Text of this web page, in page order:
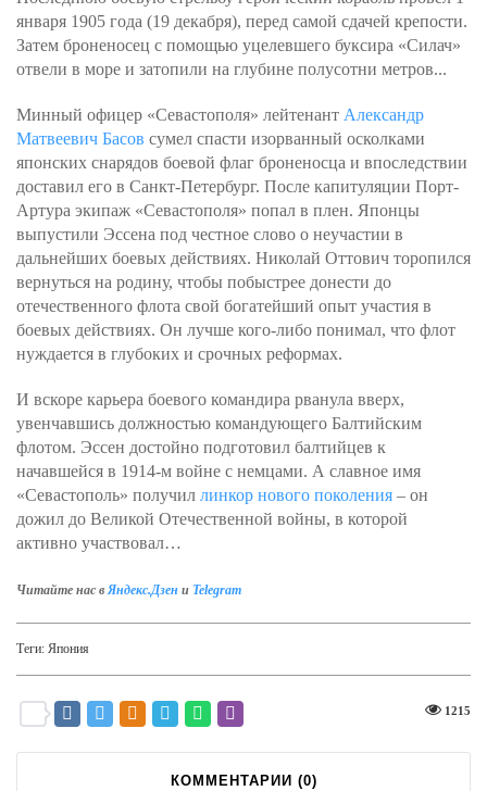
января 1905 года (19 декабря), перед самой сдачей крепости.
Затем броненосец с помощью уцелевшего буксира «Силач»
отвели в море и затопили на глубине полусотни метров...
Минный офицер «Севастополя» лейтенант Александр
Матвеевич Басов сумел спасти изорванный осколками
японских снарядов боевой флаг броненосца и впоследствии
доставил его в Санкт-Петербург. После капитуляции Порт-
Артура экипаж «Севастополя» попал в плен. Японцы
выпустили Эссена под честное слово о неучастии в
дальнейших боевых действиях. Николай Оттович торопился
вернуться на родину, чтобы побыстрее донести до
отечественного флота свой богатейший опыт участия в
боевых действиях. Он лучше кого-либо понимал, что флот
нуждается в глубоких и срочных реформах.
И вскоре карьера боевого командира рванула вверх,
увенчавшись должностью командующего Балтийским
флотом. Эссен достойно подготовил балтийцев к
начавшейся в 1914-м войне с немцами. А славное имя
«Севастополь» получил линкор нового поколения – он
дожил до Великой Отечественной войны, в которой
активно участвовал…
Читайте нас вЯндекс.Дзен и Telegram
Теги: Япония
1215
КОММЕНТАРИИ (0)